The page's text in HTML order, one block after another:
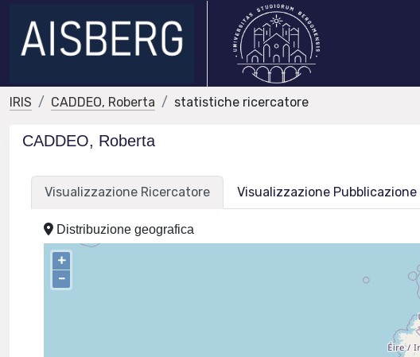
IRIS CADDEO, Roberta statistiche ricercatore
CADDEO, Roberta
Visualizzazione Ricercatore Visualizzazione Pubblicazione
Distribuzione geografica
+
–